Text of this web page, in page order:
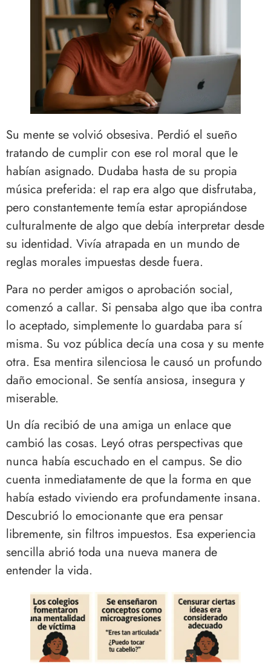
Su mente se volvió obsesiva. Perdió el sueño
tratando de cumplir con ese rol moral que le
habían asignado. Dudaba hasta de su propia
música preferida: el rap era algo que disfrutaba,
pero constantemente temía estar apropiándose
culturalmente de algo que debía interpretar desde
su identidad. Vivía atrapada en un mundo de
reglas morales impuestas desde fuera.
Para no perder amigos o aprobación social,
comenzó a callar. Si pensaba algo que iba contra
lo aceptado, simplemente lo guardaba para sí
misma. Su voz pública decía una cosa y su mente
otra. Esa mentira silenciosa le causó un profundo
daño emocional. Se sentía ansiosa, insegura y
miserable.
Un día recibió de una amiga un enlace que
cambió las cosas. Leyó otras perspectivas que
nunca había escuchado en el campus. Se dio
cuenta inmediatamente de que la forma en que
había estado viviendo era profundamente insana.
Descubrió lo emocionante que era pensar
libremente, sin filtros impuestos. Esa experiencia
sencilla abrió toda una nueva manera de
entender la vida.